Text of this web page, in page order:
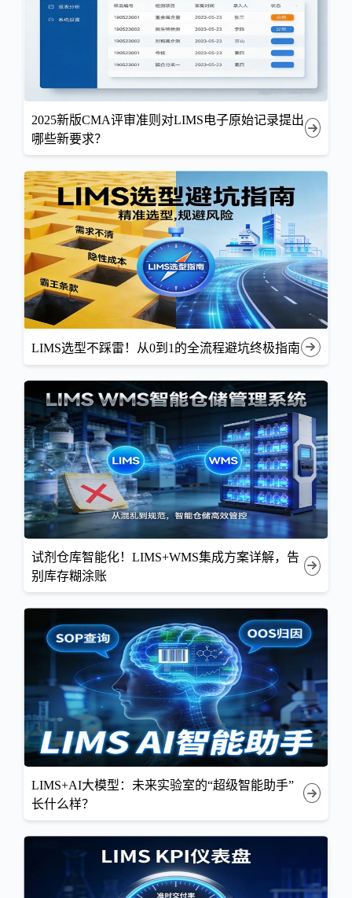
2025新版CMA评审准则对LIMS电子原始记录提出
哪些新要求？
LIMS选型不踩雷！从0到1的全流程避坑终极指南
试剂仓库智能化！LIMS+WMS集成方案详解，告
别库存糊涂账
LIMS+AI大模型：未来实验室的“超级智能助手”
长什么样？